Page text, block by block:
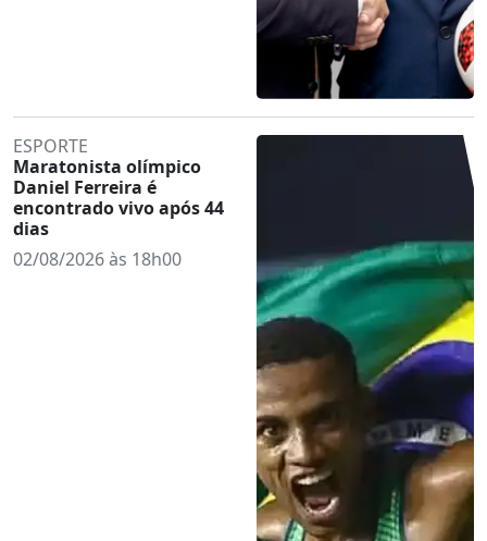
ESPORTE
Maratonista olímpico
Daniel Ferreira é
encontrado vivo após 44
dias
02/08/2026 às 18h00